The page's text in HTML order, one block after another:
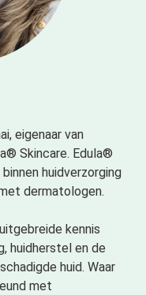
eigenaar van
Skincare. Edula®
huidverzorging
dermatologen.
kennis
huidherstel en de
huid. Waar
met